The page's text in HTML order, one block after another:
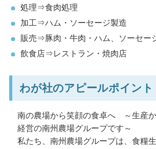
処理⇒食肉処理
加工⇒ハム・ソーセージ製造
販売⇒豚肉・牛肉・ハム、ソーセー
飲食店⇒レストラン・焼肉店
わが社のアピールポイント
南の農場から笑顔の食卓へ
～生産
経営の南州農場グループです～
私たち、南州農場グループは、食糧生